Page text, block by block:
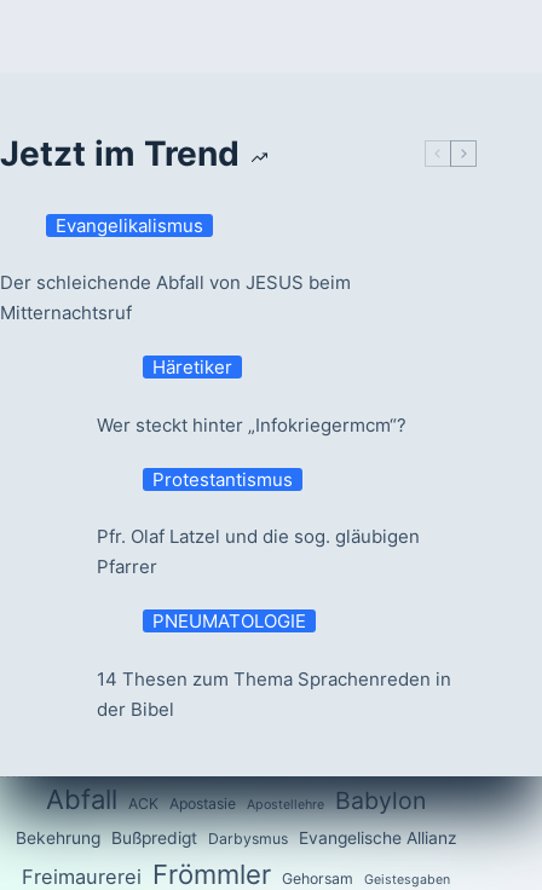
Jetzt im Trend
Evangelikalismus
Der schleichende Abfall von JESUS beim
Mitternachtsruf
Häretiker
Wer steckt hinter „Infokriegermcm“?
Protestantismus
Pfr. Olaf Latzel und die sog. gläubigen
Pfarrer
PNEUMATOLOGIE
14 Thesen zum Thema Sprachenreden in
der Bibel
Abfall ACK Apostasie Apostellehre Babylon
Bekehrung Bußpredigt Darbysmus Evangelische Allianz
Freimaurerei Frömmler Gehorsam Geistesgaben